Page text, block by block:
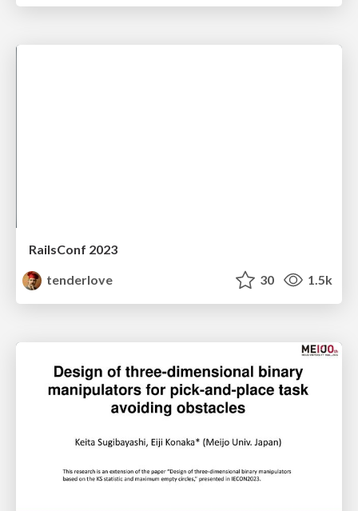
RailsConf 2023
tenderlove
30 1.5k